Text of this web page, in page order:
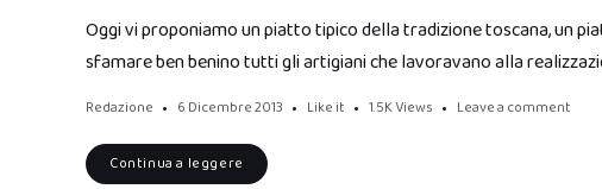
Oggi vi proponiamo un piatto tipico della tradizione toscana, un
sfamare ben benino tutti gli artigiani che lavoravano alla
Redazione 6 Dicembre 2013 Like it 1.5K Views Leave a comment
Continua a leggere